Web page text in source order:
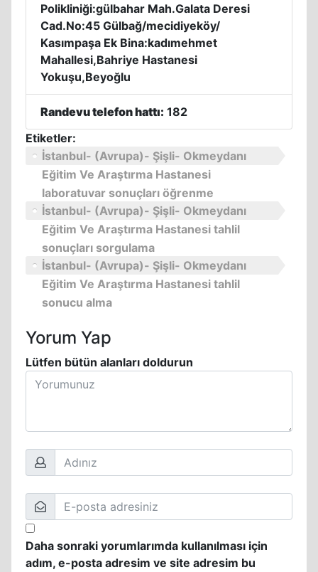
Polikliniği:gülbahar Mah.Galata Deresi
Cad.No:45 Gülbağ/mecidiyeköy/
Kasımpaşa Ek Bina:kadımehmet
Mahallesi,Bahriye Hastanesi
Yokuşu,Beyoğlu
Randevu telefon hattı: 182
Etiketler:
İstanbul- (Avrupa)- Şişli- Okmeydanı
Eğitim Ve Araştırma Hastanesi
laboratuvar sonuçları öğrenme
İstanbul- (Avrupa)- Şişli- Okmeydanı
Eğitim Ve Araştırma Hastanesi tahlil
sonuçları sorgulama
İstanbul- (Avrupa)- Şişli- Okmeydanı
Eğitim Ve Araştırma Hastanesi tahlil
sonucu alma
Yorum Yap
Lütfen bütün alanları doldurun
Daha sonraki yorumlarımda kullanılması için
adım, e-posta adresim ve site adresim bu